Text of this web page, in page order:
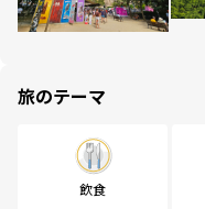
旅のテーマ
飲食